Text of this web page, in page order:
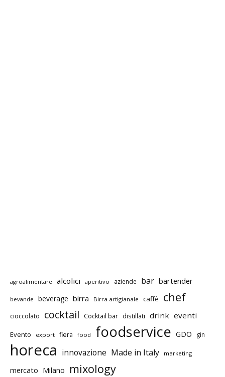
agroalimentare alcolici aperitivo aziende bar bartender
bevande beverage birra Birra artigianale caffè chef
cioccolato cocktail Cocktail bar distillati drink eventi
Evento export fiera food foodservice GDO gin
horeca innovazione Made in Italy marketing
mercato Milano mixology